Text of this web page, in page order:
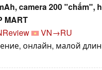
camera 200 "chấm",
MART
VN→RU
онлайн, малой